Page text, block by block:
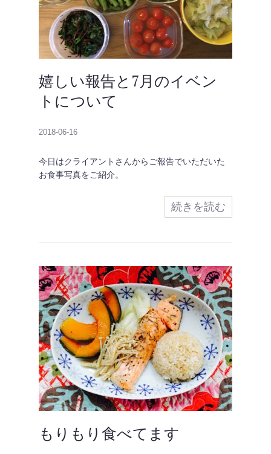
嬉しい報告と7月のイベン
トについて
2018-06-16
今日はクライアントさんからご報告でいただいた
お食事写真をご紹介。
続きを読む
もりもり食べてます